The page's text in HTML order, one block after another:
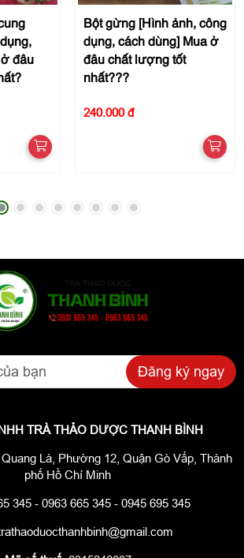
đâu
Bột gừng [Hình ảnh, công
dụng, cách dùng] Mua ở
đâu chất lượng tốt
nhất???
240.000 đ
Đăng ký ngay
TRÀ THẢO DƯỢC THANH BÌNH
Quang Là, Phường 12, Quận Gò Vấp, Thành
phố Hồ Chí Minh
345 - 0963 665 345 - 0945 695 345